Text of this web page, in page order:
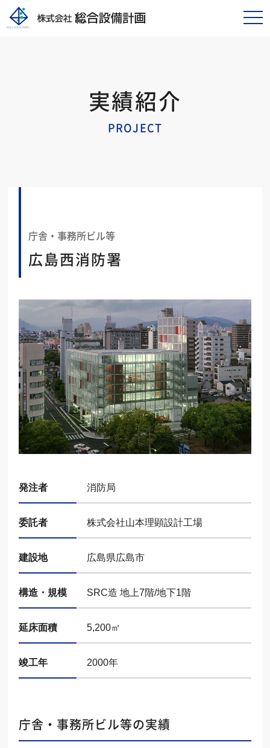
実績紹介
PROJECT
庁舎・事務所ビル等
広島西消防署
発注者 消防局
委託者 株式会社山本理顕設計工場
建設地 広島県広島市
構造・規模 SRC造 地上7階/地下1階
延床面積 5,200㎡
竣工年 2000年
庁舎・事務所ビル等の実績